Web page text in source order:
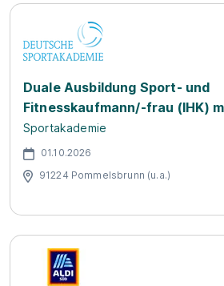
Duale Ausbildung Sport- und
Fitnesskaufmann/-frau (IHK)
Sportakademie
01.10.2026
91224 Pommelsbrunn (u.a.)